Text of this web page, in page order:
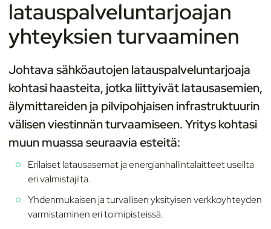
latauspalveluntarjoajan
yhteyksien turvaaminen
Johtava sähköautojen latauspalveluntarjoaja
kohtasi haasteita, jotka liittyivät latausasemien,
älymittareiden ja pilvipohjaisen infrastruktuurin
välisen viestinnän turvaamiseen. Yritys kohtasi
muun muassa seuraavia esteitä:
Erilaiset latausasemat ja energianhallintalaitteet useilta
eri valmistajilta.
Yhdenmukaisen ja turvallisen yksityisen verkkoyhteyden
varmistaminen eri toimipisteissä.